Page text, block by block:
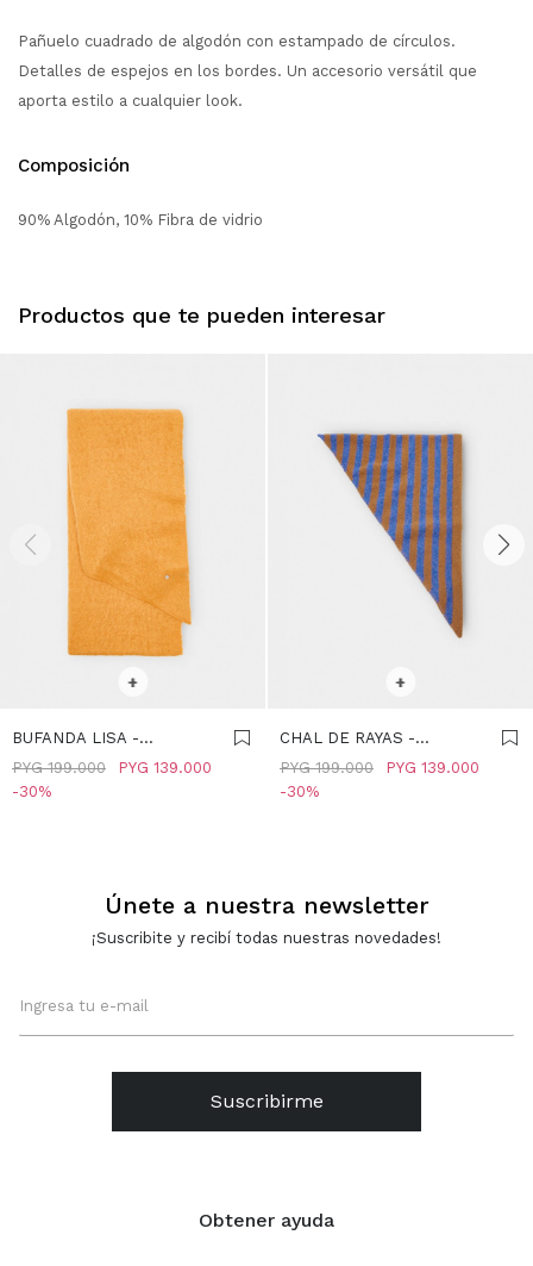
Pañuelo cuadrado de algodón con estampado de círculos.
Detalles de espejos en los bordes. Un accesorio versátil que
aporta estilo a cualquier look.
Composición
90% Algodón, 10% Fibra de vidrio
Productos que te pueden interesar
+
BUFANDA LISA -
NARANJA
PYG 139.000
PYG 199.000
30
+
CHAL DE RAYAS -
MULTICOLOR
PYG 139.000
PYG 199.000
30
Obtener ayuda
Únete a nuestra newsletter
¡Suscribite y recibí todas nuestras novedades!
Suscribirme